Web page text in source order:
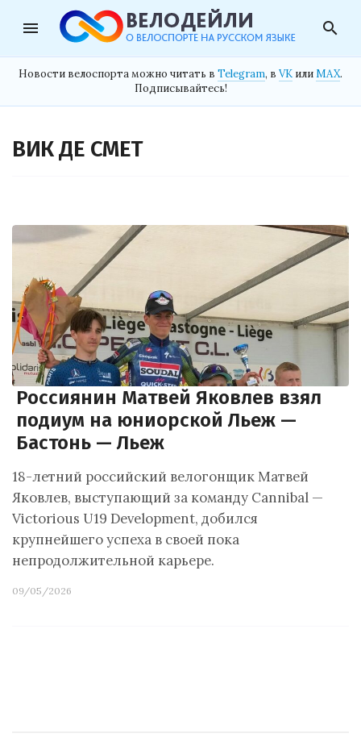
menu search
Новости велоспорта можно читать в Telegram, в VK илиMAX.
Подписывайтесь!
ВИК ДЕ СМЕТ
Россиянин Матвей Яковлев взял
подиум на юниорской Льеж —
Бастонь — Льеж
18-летний российский велогонщик Матвей
Яковлев, выступающий за команду Cannibal —
Victorious U19 Development, добился
крупнейшего успеха в своей пока
непродолжительной карьере.
09/05/2026